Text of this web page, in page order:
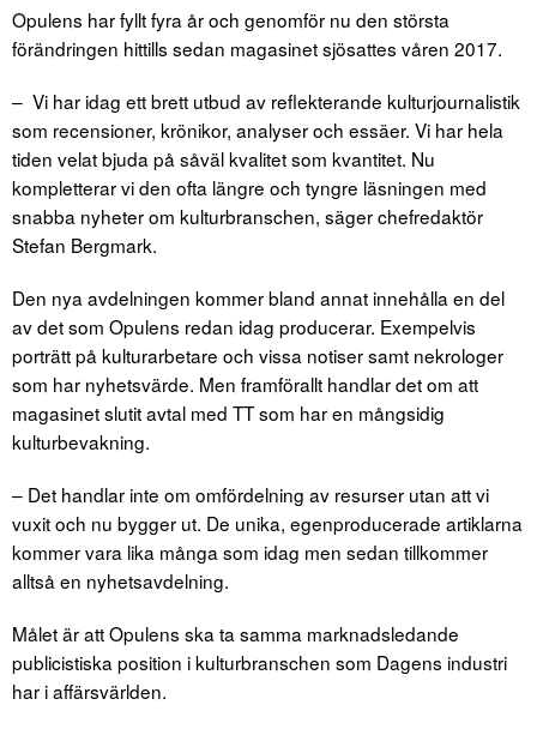
Opulens har fyllt fyra år och genomför nu den största
förändringen hittills sedan magasinet sjösattes våren 2017.
– Vi har idag ett brett utbud av reflekterande kulturjournalistik
som recensioner, krönikor, analyser och essäer. Vi har hela
tiden velat bjuda på såväl kvalitet som kvantitet. Nu
kompletterar vi den ofta längre och tyngre läsningen med
snabba nyheter om kulturbranschen, säger chefredaktör
Stefan Bergmark.
Den nya avdelningen kommer bland annat innehålla en del
av det som Opulens redan idag producerar. Exempelvis
porträtt på kulturarbetare och vissa notiser samt nekrologer
som har nyhetsvärde. Men framförallt handlar det om att
magasinet slutit avtal med TT som har en mångsidig
kulturbevakning.
– Det handlar inte om omfördelning av resurser utan att vi
vuxit och nu bygger ut. De unika, egenproducerade artiklarna
kommer vara lika många som idag men sedan tillkommer
alltså en nyhetsavdelning.
Målet är att Opulens ska ta samma marknadsledande
publicistiska position i kulturbranschen som Dagens industri
har i affärsvärlden.